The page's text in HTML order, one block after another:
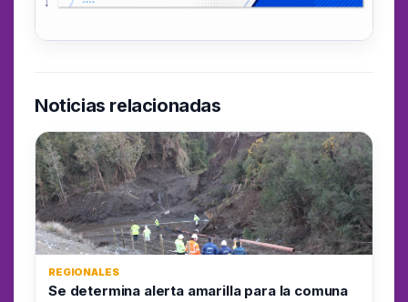
Noticias relacionadas
REGIONALES
Se determina alerta amarilla para la comuna